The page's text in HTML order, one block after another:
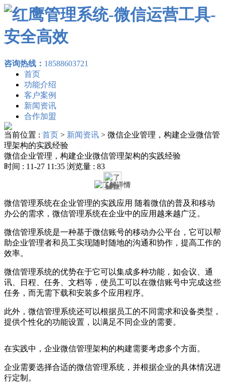
咨询热线： 18588603721
首页
功能介绍
客户案例
新闻资讯
合作加盟
当前位置 : 首页 > 新闻资讯 > 微信企业管理，构建企业微信管
理架构的实践经验
微信企业管理，构建企业微信管理架构的实践经验
时间 : 11-27 11:35 浏览量 : 83
微信管理系统在企业管理的实践应用 随着微信的普及和移动
办公的需求，微信管理系统在企业中的应用越来越广泛。
微信管理系统是一种基于微信账号的移动办公平台，它可以帮
助企业管理者和员工实现随时随地的沟通和协作，提高工作的
效率。
微信管理系统的优势在于它可以集成多种功能，如会议、通
讯、日程、任务、文档等，使员工可以在微信账号中完成这些
任务，而无需下载和安装多个应用程序。
此外，微信管理系统还可以根据员工的不同需求和设备类型，
提供个性化的功能设置，以满足不同企业的需要。
在实践中，企业微信管理架构的构建需要考虑多个方面。
企业需要选择合适的微信管理系统，并根据企业的具体情况进
行定制。